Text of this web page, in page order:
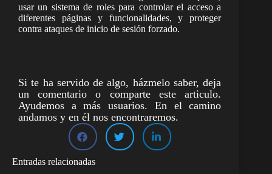
usar un sistema de roles para controlar el acceso a
diferentes páginas y funcionalidades, y proteger
contra ataques de inicio de sesión forzado.
Si te ha servido de algo, házmelo saber, deja
un comentario o comparte este articulo.
Ayudemos a más usuarios. En el camino
andamos y en él nos encontraremos.
Entradas relacionadas